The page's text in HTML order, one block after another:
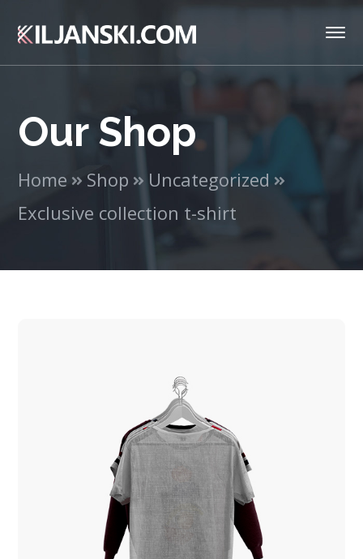
Our Shop
Home Shop
Uncategorized
Exclusive collection t-shirt